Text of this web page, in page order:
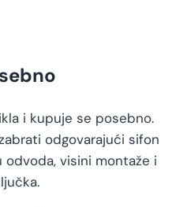
i kupuje se posebno.
odgovarajući sifon
visini montaže i